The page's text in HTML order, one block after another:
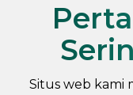
Situs web kami